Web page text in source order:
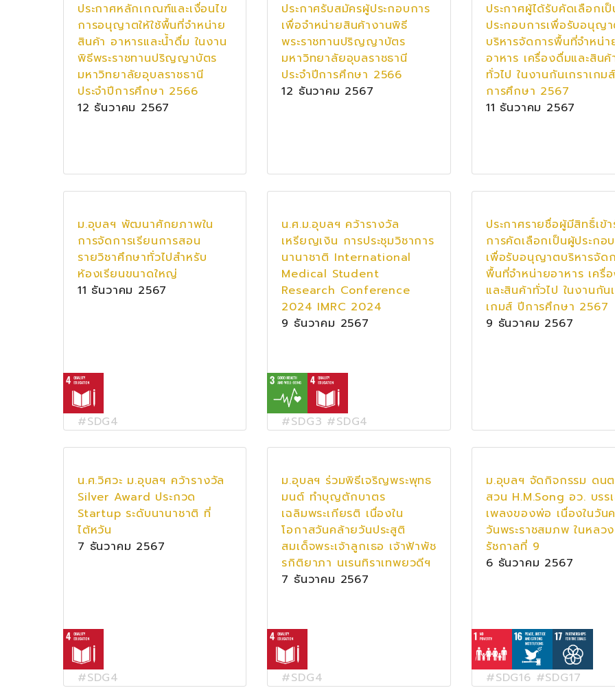
ประกาศหลักเกณฑ์และเงื่อนไข
การอนุญาตให้ใช้พื้นที่จำหน่าย
สินค้า อาหารและน้ำดื่ม ในงาน
พิธีพระราชทานปริญญาบัตร
มหาวิทยาลัยอุบลราชธานี
ประจำปีการศึกษา 2566
12 ธันวาคม 2567
ประกาศรับสมัครผู้ประกอบการ
เพื่อจำหน่ายสินค้างานพิธี
พระราชทานปริญญาบัตร
มหาวิทยาลัยอุบลราชธานี
ประจำปีการศึกษา 2566
12 ธันวาคม 2567
ประกาศผู้ได้รับคัดเลือกเ
ประกอบการเพื่อรับอนุญ
บริหารจัดการพื้นที่จำหน่า
อาหาร เครื่องดื่มและสินค้
ทั่วไป ในงานกันเกราเกม
การศึกษา 2567
11 ธันวาคม 2567
ม.อุบลฯ พัฒนาศักยภาพใน
การจัดการเรียนการสอน
รายวิชาศึกษาทั่วไปสำหรับ
ห้องเรียนขนาดใหญ่
11 ธันวาคม 2567
#SDG4
น.ศ.ม.อุบลฯ คว้ารางวัล
เหรียญเงิน การประชุมวิชาการ
นานาชาติ International
Medical Student
Research Conference
2024 IMRC 2024
9 ธันวาคม 2567
#SDG3 #SDG4
ประกาศรายชื่อผู้มีสิทธิ์เข้
การคัดเลือกเป็นผู้ประกอ
เพื่อรับอนุญาตบริหารจัด
พื้นที่จำหน่ายอาหาร เครื่
และสินค้าทั่วไป ในงานกัน
เกมส์ ปีการศึกษา 2567
9 ธันวาคม 2567
น.ศ.วิศวะ ม.อุบลฯ คว้ารางวัล
Silver Award ประกวด
Startup ระดับนานาชาติ ที่
ไต้หวัน
7 ธันวาคม 2567
#SDG4
ม.อุบลฯ ร่วมพิธีเจริญพระพุทธ
มนต์ ทำบุญตักบาตร
เฉลิมพระเกียรติ เนื่องใน
โอกาสวันคล้ายวันประสูติ
สมเด็จพระเจ้าลูกเธอ เจ้าฟ้าพัช
รกิติยาภา นเรนทิราเทพยวดีฯ
7 ธันวาคม 2567
#SDG4
ม.อุบลฯ จัดกิจกรรม ดนต
สวน H.M.Song อว. บรร
เพลงของพ่อ เนื่องในวัน
วันพระราชสมภพ ในหลวง
รัชกาลที่ 9
6 ธันวาคม 2567
#SDG16 #SDG17